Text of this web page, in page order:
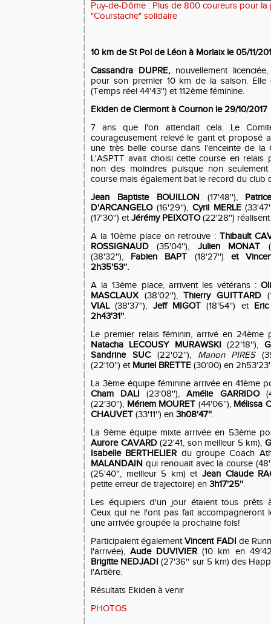
Puy-de-Dôme : Plus de 800 coureurs pour
"Courstache" solidaire
10 km de St Pol de Léon à Morlaix le 05/11/
Cassandra DUPRE, nouvellement
pour son premier 10 km de la saison.
(Temps réel 44'43'') et 112ème féminine.
Ekiden de Clermont à Cournon le 29/10/2017
7 ans que l'on attendait cela. Le
courageusement relevé le gant et proposé
une très belle course dans l'enceinte de la
L'ASPTT avait choisi cette course en
non des moindres puisque non
course mais également bat le record du club
Jean Baptiste BOUILLON (17'48''),
D'ARCANGELO (16'29''), Cyril MERLE
(17'30'') etJérémy PEIXOTO(22'28'')
A la 10ème place on retrouve : Thibault
ROSSIGNAUD (35'04''), Julien MONAT
(38'32''), Fabien BAPT (18'27'') et
2h35'53''.
A la 13ème place, arrivent les vétérans :
MASCLAUX (38'02''),Thierry GUITTARD
VIAL(38'37''), Jeff MIGOT (18'54'') et
2h43'31''.
Le premier relais féminin, arrivé en 24ème
Natacha LECOUSY MURAWSKI (22'18''),
Sandrine SUC(22'02''), Manon PIRES
(22'10'') et Muriel BRETTE (30'00) en
La 3ème équipe féminine arrivée en 41ème
Cham
DALI (23'08''),Amélie GARRIDO
(22'30''), Mériem MOURET (44'06''), Mélissa
CHAUVET (33'11'') en 3h08'47''.
La 9ème équipe mixte arrivée en 53ème
Aurore CAVARD(22'41, son meilleur 5 km),
Isabelle BERTHELIER du groupe Coach
MALANDAIN qui renouait avec la course
(25'40'', meilleur 5 km) etJean Claude
petite erreur de trajectoire) en 3h17'25''.
Les équipiers d'un jour étaient tous prêts
Ceux qui ne l'ont pas fait accompagneront
une arrivée groupée la prochaine fois!
Participaient égalementVincent FADI de
l'arrivée),Aude DUVIVIER (10 km en
Brigitte NEDJADI (27'36'' sur 5 km) des
l'Artière.
Résultats Ekiden à venir
PHOTOS